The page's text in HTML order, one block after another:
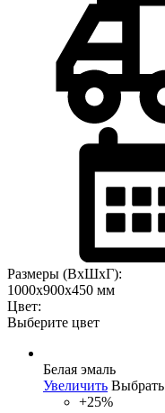
Размеры (ВхШхГ):
1000x900x450 мм
Цвет:
Выберите цвет
Белая эмаль
Увеличить Выбрать
+25%